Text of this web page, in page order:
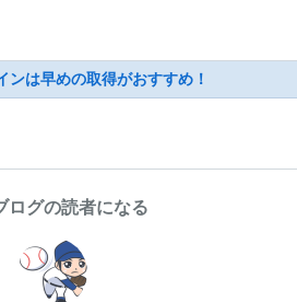
ンは早めの取得がおすすめ！
ログの読者になる